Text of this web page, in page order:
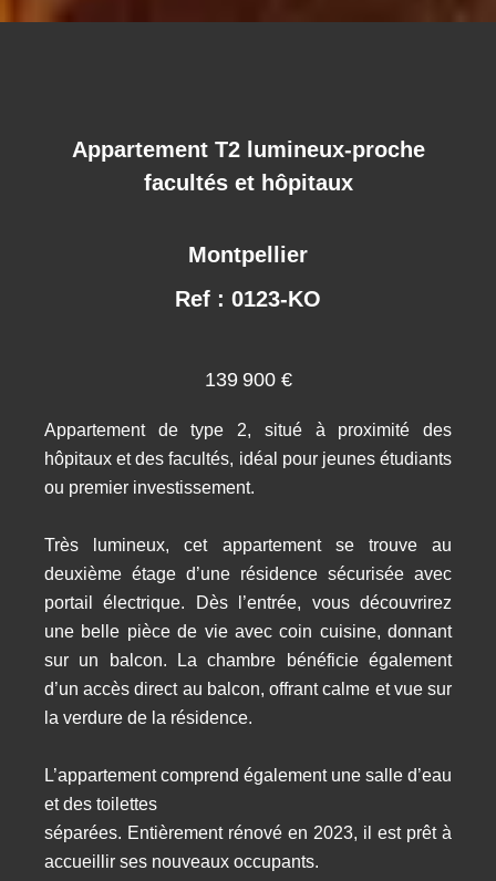
Appartement T2 lumineux-proche
facultés et hôpitaux
Montpellier
Ref : 0123-KO
139 900 €
Appartement de type 2, situé à proximité des
hôpitaux et des facultés, idéal pour jeunes étudiants
ou premier investissement.
Très lumineux, cet appartement se trouve au
deuxième étage d’une résidence sécurisée avec
portail électrique. Dès l’entrée, vous découvrirez
une belle pièce de vie avec coin cuisine, donnant
sur un balcon. La chambre bénéficie également
d’un accès direct au balcon, offrant calme et vue sur
la verdure de la résidence.
L’appartement comprend également une salle d’eau
et des toilettes
séparées. Entièrement rénové en 2023, il est prêt à
accueillir ses nouveaux occupants.